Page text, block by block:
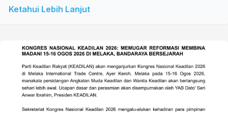
Ketahui Lebih Lanjut